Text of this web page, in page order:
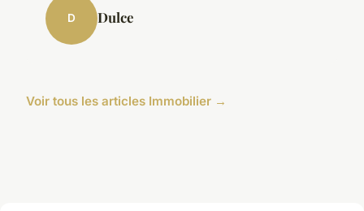
D Dulce
Voir tous les articles Immobilier →